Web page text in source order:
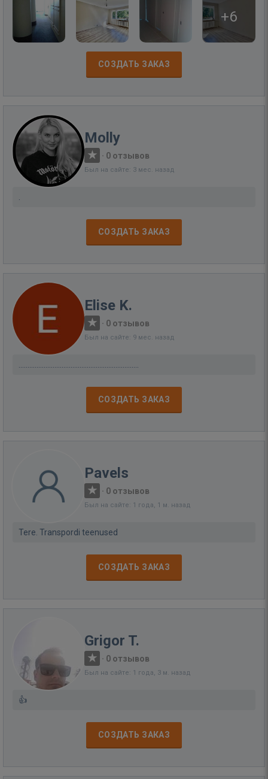
+6
СОЗДАТЬ ЗАКАЗ
Molly
· 0 отзывов
Был на сайте: 3 мес. назад
СОЗДАТЬ ЗАКАЗ
Elise K.
· 0 отзывов
Был на сайте: 9 мес. назад
СОЗДАТЬ ЗАКАЗ
Pavels
· 0 отзывов
Был на сайте: 1 года, 1 м. назад
Tere. Transpordi teenused
СОЗДАТЬ ЗАКАЗ
Grigor T.
· 0 отзывов
Был на сайте: 1 года, 3 м. назад
👍
СОЗДАТЬ ЗАКАЗ